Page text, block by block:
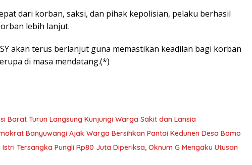
dari korban, saksi, dan pihak kepolisian, pelaku berhasil
lebih lanjut.
akan terus berlanjut guna memastikan keadilan bagi korban
di masa mendatang.(*)
Barat Turun Langsung Kunjungi Warga Sakit dan Lansia
Banyuwangi Ajak Warga Bersihkan Pantai Kedunen Desa Bomo
Tersangka Pungli Rp80 Juta Diperiksa, Oknum G Mengaku Utusan